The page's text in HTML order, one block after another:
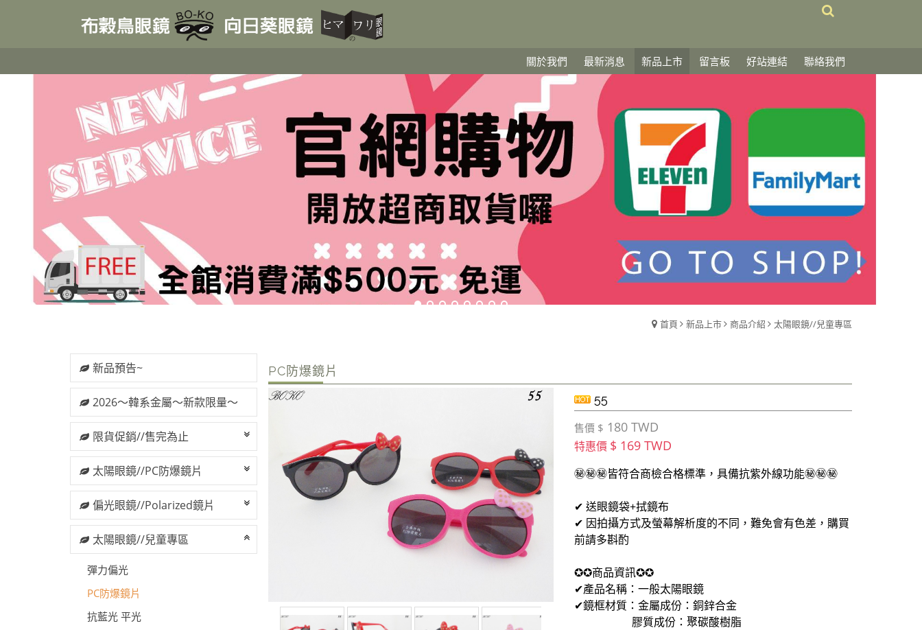
關於我們 最新消息 新品上市 留言板 好站連結 聯絡我們
首頁 新品上市 商品介紹 太陽眼鏡//兒童專區
新品預告~
2026～韓系金屬～新款限量～
限貨促銷//售完為止
太陽眼鏡//PC防爆鏡片
偏光眼鏡//Polarized鏡片
太陽眼鏡//兒童專區
彈力偏光
PC防爆鏡片
抗藍光 平光
PC防爆鏡片
55
售價 $ 180 TWD
特惠價 $ 169 TWD
㊙㊙㊙皆符合商檢合格標準，具備抗紫外線功能㊙㊙㊙
✔ 送眼鏡袋+拭鏡布
✔ 因拍攝方式及螢幕解析度的不同，難免會有色差，購買
前請多斟酌
✪✪商品資訊✪✪
✔產品名稱：一般太陽眼鏡
✔鏡框材質：金屬成份：銅鋅合金
膠質成份：聚碳酸樹脂